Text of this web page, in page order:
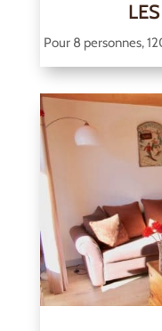
Pour 8 personnes,